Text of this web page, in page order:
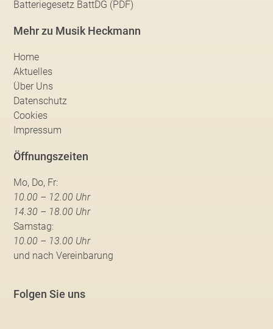
Batteriegesetz BattDG (PDF)
Mehr zu Musik Heckmann
Home
Aktuelles
Über Uns
Datenschutz
Cookies
Impressum
Öffnungszeiten
Mo, Do, Fr:
10.00 – 12.00 Uhr
14.30 – 18.00 Uhr
Samstag:
10.00 – 13.00 Uhr
und nach Vereinbarung
Folgen Sie uns